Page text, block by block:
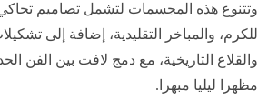
وتتنوع هذه المجسمات لتشمل تصاميم تحاكي
للكرم، والمباخر التقليدية، إضافة إلى
والقلاع التاريخية، مع دمج لافت بين الفن
مظهرا ليليا مبهرا.